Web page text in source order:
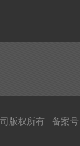
版权所有 备案